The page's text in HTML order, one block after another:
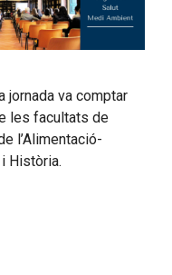
jornada va comptar
les facultats de
l’Alimentació-
Història.